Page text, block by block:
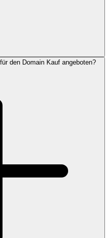
den Domain Kauf angeboten?